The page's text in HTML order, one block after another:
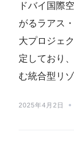
ドバイ国際
がるラアス
大プロジェ
定しており
む統合型リ
2025年4月2日